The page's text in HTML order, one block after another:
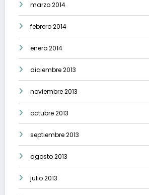
marzo 2014
febrero 2014
enero 2014
diciembre 2013
noviembre 2013
octubre 2013
septiembre 2013
agosto 2013
julio 2013